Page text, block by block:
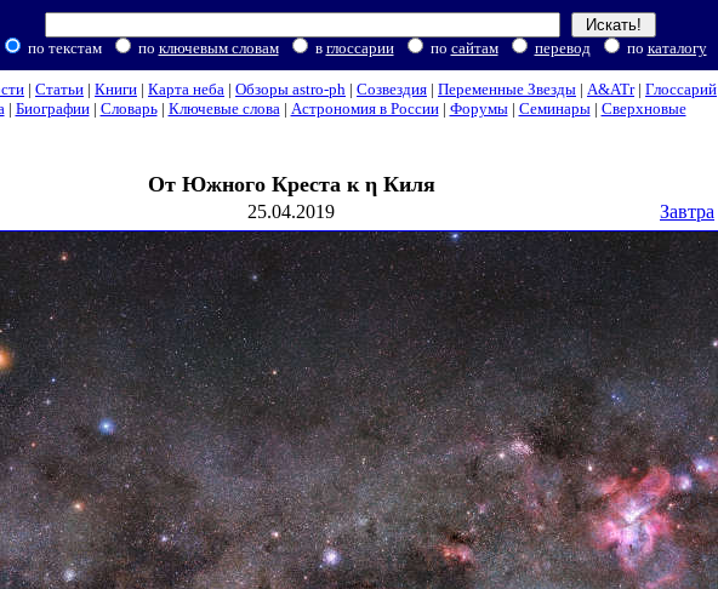
по текстам по ключевым словам в глоссарии по сайтам перевод по каталогу
| Статьи | Книги | Карта неба | Обзоры astro-ph | Созвездия | Переменные Звезды | A&ATr| Глоссарий
| Биографии| Словарь| Ключевые слова| Астрономия в России| Форумы| Семинары| Сверхновые
От Южного Креста к η Киля
25.04.2019 Завтра